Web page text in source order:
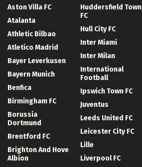
Aston Villa FC
Atalanta
Athletic Bilbao
Atletico Madrid
Bayer Leverkusen
Bayern Munich
Benfica
Birmingham FC
Borussia
Dortmund
Brentford FC
Brighton And Hove
Albion
Huddersfield Town
FC
Hull City FC
Inter Miami
Inter Milan
International
Football
Ipswich Town FC
Juventus
Leeds United FC
Leicester City FC
Lille
Liverpool FC